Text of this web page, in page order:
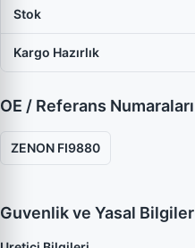
Stok
Kargo Hazırlık
OE / Referans Numaraları
ZENON FI9880
Guvenlik ve Yasal Bilgiler